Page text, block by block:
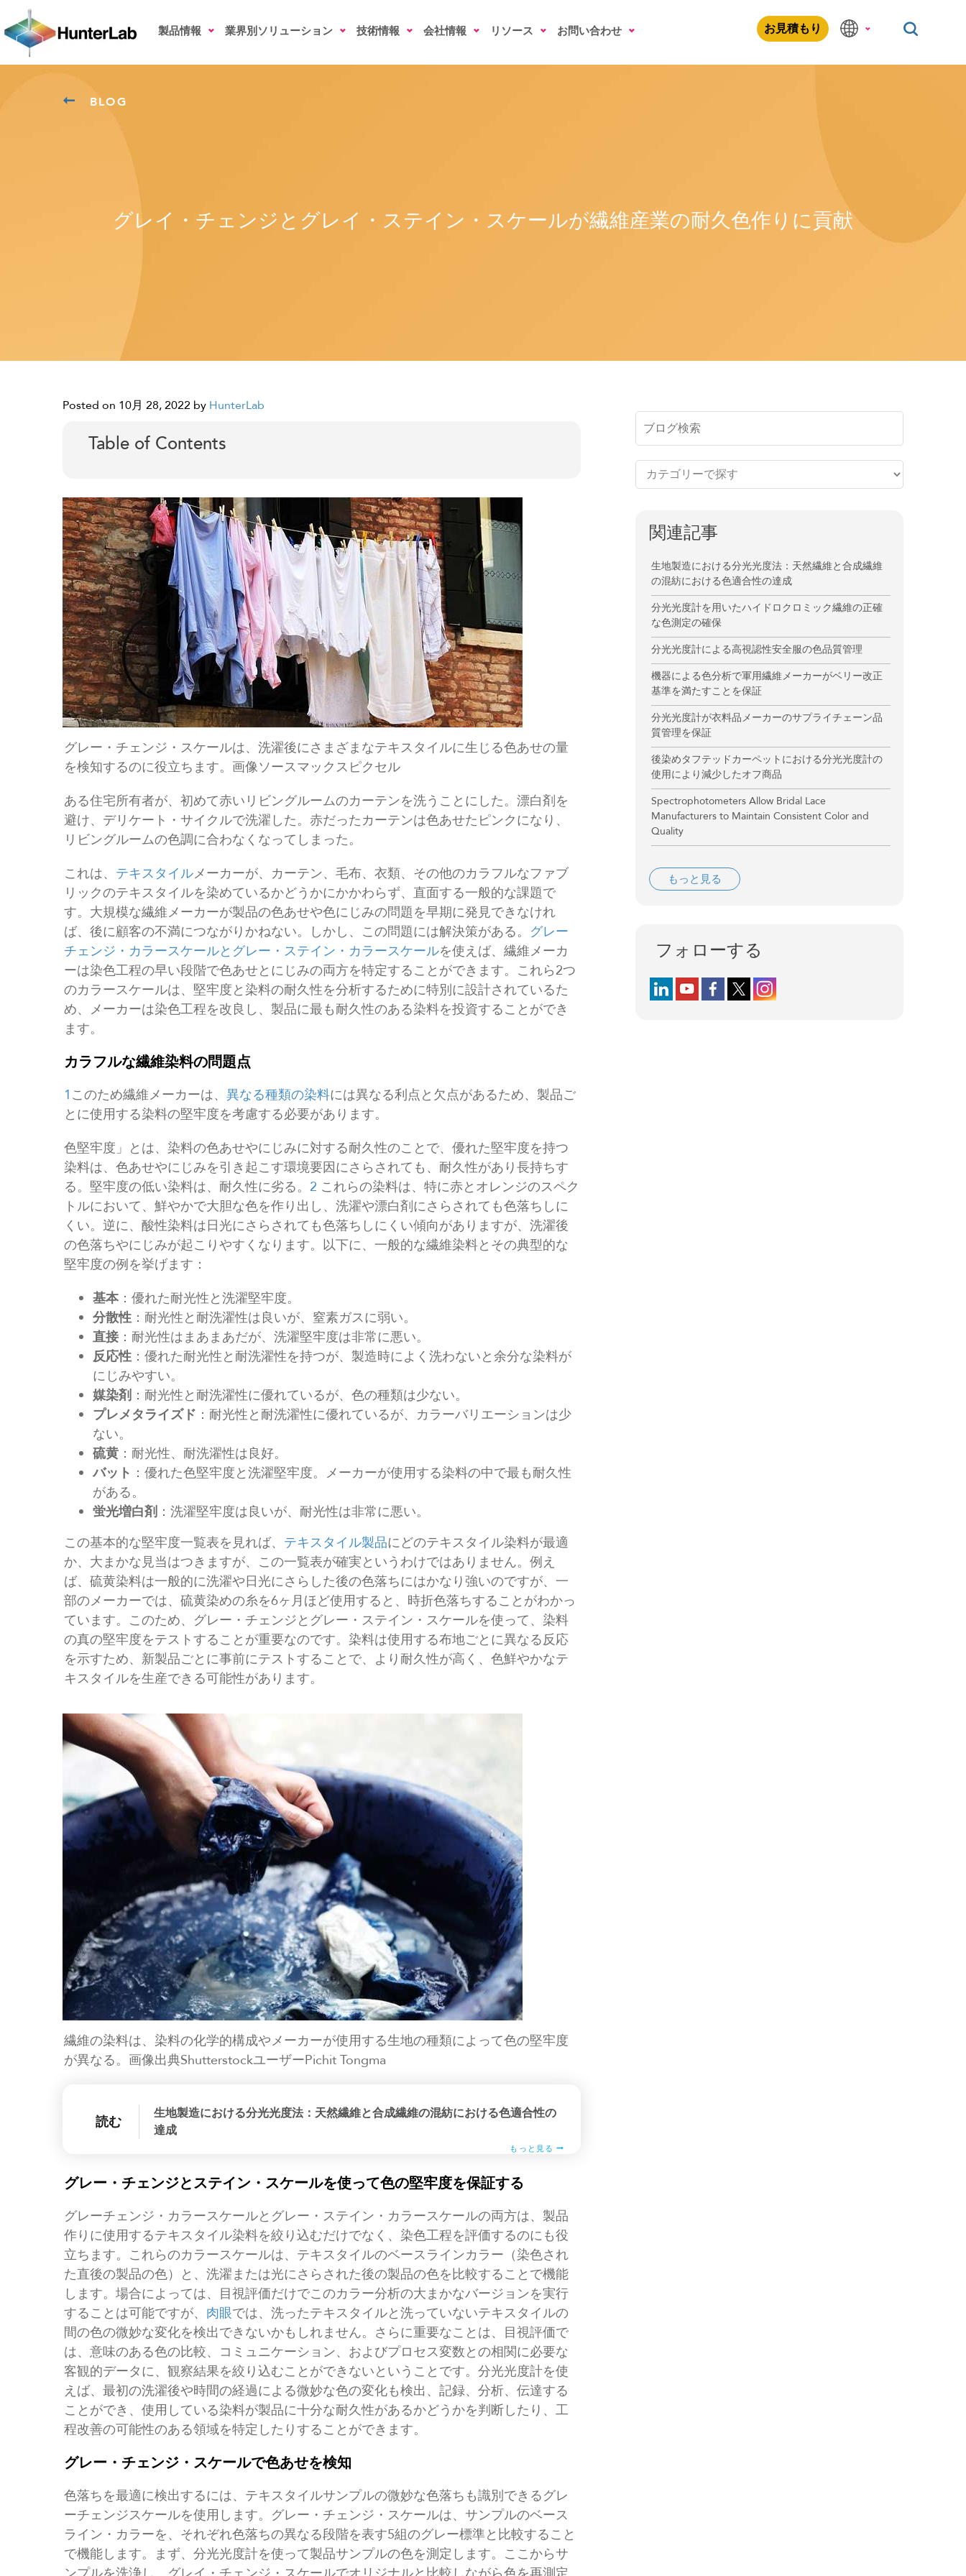
製品情報 業界別ソリューション 技術情報 会社情報 リソース お問い合わせ お見積もり
BLOG
グレイ・チェンジとグレイ・ステイン・スケールが繊維産業の耐久色作りに貢献
Posted on 10月 28, 2022 by HunterLab
Table of Contents
グレー・チェンジ・スケールは、洗濯後にさまざまなテキスタイルに生じる色あせの量
を検知するのに役立ちます。画像ソースマックスピクセル
ある住宅所有者が、初めて赤いリビングルームのカーテンを洗うことにした。漂白剤を
避け、デリケート・サイクルで洗濯した。赤だったカーテンは色あせたピンクになり、
リビングルームの色調に合わなくなってしまった。
これは、 テキスタイルメーカーが、カーテン、毛布、衣類、その他のカラフルなファブ
リックのテキスタイルを染めているかどうかにかかわらず、直面する一般的な課題で
す。大規模な繊維メーカーが製品の色あせや色にじみの問題を早期に発見できなけれ
ば、後に顧客の不満につながりかねない。しかし、この問題には解決策がある。 グレー
チェンジ・カラースケールとグレー・ステイン・カラースケールを使えば、繊維メーカ
ーは染色工程の早い段階で色あせとにじみの両方を特定することができます。これら2つ
のカラースケールは、堅牢度と染料の耐久性を分析するために特別に設計されているた
め、メーカーは染色工程を改良し、製品に最も耐久性のある染料を投資することができ
ます。
カラフルな繊維染料の問題点
1 このため繊維メーカーは、 異なる種類の染料には異なる利点と欠点があるため、製品ご
とに使用する染料の堅牢度を考慮する必要があります。
色堅牢度」とは、染料の色あせやにじみに対する耐久性のことで、優れた堅牢度を持つ
染料は、色あせやにじみを引き起こす環境要因にさらされても、耐久性があり長持ちす
る。堅牢度の低い染料は、耐久性に劣る。 2 これらの染料は、特に赤とオレンジのスペク
トルにおいて、鮮やかで大胆な色を作り出し、洗濯や漂白剤にさらされても色落ちしに
くい。逆に、酸性染料は日光にさらされても色落ちしにくい傾向がありますが、洗濯後
の色落ちやにじみが起こりやすくなります。以下に、一般的な繊維染料とその典型的な
堅牢度の例を挙げます：
基本：優れた耐光性と洗濯堅牢度。
分散性 ：耐光性と耐洗濯性は良いが、窒素ガスに弱い。
直接 ：耐光性はまあまあだが、洗濯堅牢度は非常に悪い。
反応性 ：優れた耐光性と耐洗濯性を持つが、製造時によく洗わないと余分な染料が
にじみやすい。
媒染剤 ：耐光性と耐洗濯性に優れているが、色の種類は少ない。
プレメタライズド ：耐光性と耐洗濯性に優れているが、カラーバリエーションは少
ない。
硫黄 ：耐光性、耐洗濯性は良好。
バット ：優れた色堅牢度と洗濯堅牢度。メーカーが使用する染料の中で最も耐久性
がある。
蛍光増白剤 ：洗濯堅牢度は良いが、耐光性は非常に悪い。
この基本的な堅牢度一覧表を見れば、 テキスタイル製品にどのテキスタイル染料が最適
か、大まかな見当はつきますが、この一覧表が確実というわけではありません。例え
ば、硫黄染料は一般的に洗濯や日光にさらした後の色落ちにはかなり強いのですが、一
部のメーカーでは、硫黄染めの糸を6ヶ月ほど使用すると、時折色落ちすることがわかっ
ています。このため、グレー・チェンジとグレー・ステイン・スケールを使って、染料
の真の堅牢度をテストすることが重要なのです。染料は使用する布地ごとに異なる反応
を示すため、新製品ごとに事前にテストすることで、より耐久性が高く、色鮮やかなテ
キスタイルを生産できる可能性があります。
繊維の染料は、染料の化学的構成やメーカーが使用する生地の種類によって色の堅牢度
が異なる。画像出典ShutterstockユーザーPichit Tongma
読む
生地製造における分光光度法：天然繊維と合成繊維の混紡における色適合性の
達成
もっと見る
グレー・チェンジとステイン・スケールを使って色の堅牢度を保証する
グレーチェンジ・カラースケールとグレー・ステイン・カラースケールの両方は、製品
作りに使用するテキスタイル染料を絞り込むだけでなく、染色工程を評価するのにも役
立ちます。これらのカラースケールは、テキスタイルのベースラインカラー（染色され
た直後の製品の色）と、洗濯または光にさらされた後の製品の色を比較することで機能
します。場合によっては、目視評価だけでこのカラー分析の大まかなバージョンを実行
することは可能ですが、 肉眼では、洗ったテキスタイルと洗っていないテキスタイルの
間の色の微妙な変化を検出できないかもしれません。さらに重要なことは、目視評価で
は、意味のある色の比較、コミュニケーション、およびプロセス変数との相関に必要な
客観的データに、観察結果を絞り込むことができないということです。分光光度計を使
えば、最初の洗濯後や時間の経過による微妙な色の変化も検出、記録、分析、伝達する
ことができ、使用している染料が製品に十分な耐久性があるかどうかを判断したり、工
程改善の可能性のある領域を特定したりすることができます。
グレー・チェンジ・スケールで色あせを検知
色落ちを最適に検出するには、テキスタイルサンプルの微妙な色落ちも識別できるグレ
ーチェンジスケールを使用します。グレー・チェンジ・スケールは、サンプルのベース
ライン・カラーを、それぞれ色落ちの異なる段階を表す5組のグレー標準と比較すること
で機能します。まず、分光光度計を使って製品サンプルの色を測定します。ここからサ
関連記事
生地製造における分光光度法：天然繊維と合成繊維
の混紡における色適合性の達成
分光光度計を用いたハイドロクロミック繊維の正確
な色測定の確保
分光光度計による高視認性安全服の色品質管理
機器による色分析で軍用繊維メーカーがベリー改正
基準を満たすことを保証
分光光度計が衣料品メーカーのサプライチェーン品
質管理を保証
後染めタフテッドカーペットにおける分光光度計の
使用により減少したオフ商品
Spectrophotometers Allow Bridal Lace
Manufacturers to Maintain Consistent Color and
Quality
もっと見る
フォローする
Follow us on LinkedIn
Follow us on YouTube
Follow us on Facebook
Follow us on X (formerly Twitter)
Follow us on Instagram